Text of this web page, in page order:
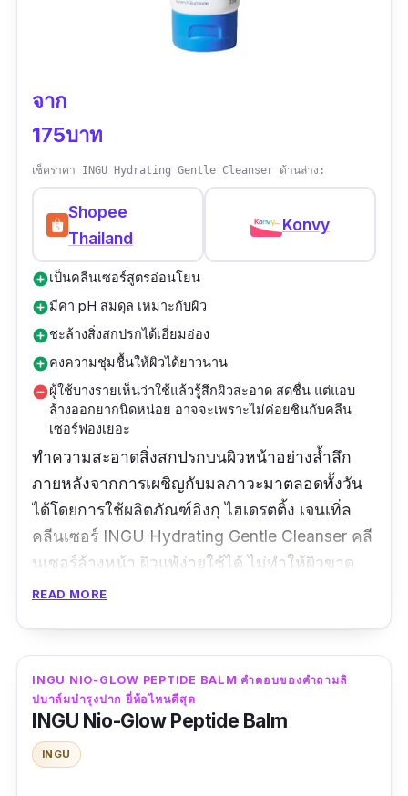
จาก
175บาท
เช็คราคา INGU Hydrating Gentle Cleanser ด้านล่าง:
Shopee
Thailand
Konvy
add_circleเป็นคลีนเซอร์สูตรอ่อนโยน
add_circleมีค่า pH สมดุล เหมาะกับผิว
add_circleชะล้างสิ่งสกปรกได้เอี่ยมอ่อง
add_circleคงความชุ่มชื้นให้ผิวได้ยาวนาน
remove_circleผู้ใช้บางรายเห็นว่าใช้แล้วรู้สึกผิวสะอาด สดชื่น แต่แอบ
ล้างออกยากนิดหน่อย อาจจะเพราะไม่ค่อยชินกับคลีน
เซอร์ฟองเยอะ
ทำความสะอาดสิ่งสกปรกบนผิวหน้าอย่างล้ำลึก
ภายหลังจากการเผชิญกับมลภาวะมาตลอดทั้งวัน
ได้โดยการใช้ผลิตภัณฑ์อิงกุ ไฮเดรตติ้ง เจนเทิ่ล
คลีนเซอร์ INGU Hydrating Gentle Cleanser คลี
นเซอร์ล้างหน้า ผิวแพ้ง่ายใช้ได้ ไม่ทำให้ผิวขาด
ความสมดุล เพราะเป็นสูตรอ่อนโยน ถูกคิดค้นขึ้น
จากข้าวสาลี (Pentavitin) และอื่นๆ อีกเพียบ
ข้อมูลเฉพาะ
READ MORE
INGU NIO-GLOW PEPTIDE BALM คำตอบของคำถามลิ
ปบาล์มบํารุงปาก ยี่ห้อไหนดีสุด
INGU Nio-Glow Peptide Balm
INGU